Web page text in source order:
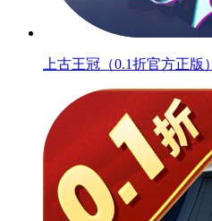
上古王冠（0.1折官方正版）